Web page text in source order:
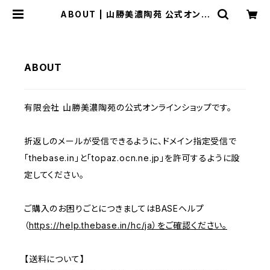
ABOUT | 山勝美濃陶苑 公式オンラ
ABOUT
有限会社 山勝美濃陶苑の公式オンラインショップです。
折返しのメールが受信できるように、ドメイン指定受信で
「thebase.in」と「topaz.ocn.ne.jp」を許可するように設
定してください。
ご購入のお困りごとにつきましてはBASEヘルプ
（https://help.thebase.in/hc/ja）をご確認ください。
【送料について】